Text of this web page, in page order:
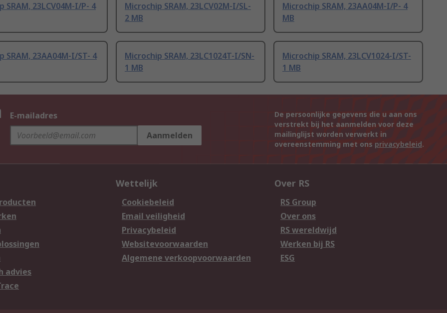
SRAM, 23LCV04M-I/P- 4
Microchip SRAM, 23LCV02M-I/SL-
2 MB
Microchip SRAM, 23AA04M-I/P- 4
MB
SRAM, 23AA04M-I/ST- 4
Microchip SRAM, 23LC1024T-I/SN-
1 MB
Microchip SRAM, 23LCV1024-I/ST-
1 MB
E-mailadres
Aanmelden
De persoonlijke gegevens die u aan ons
verstrekt bij het aanmelden voor deze
mailinglijst worden verwerkt in
overeenstemming met ons privacybeleid.
advies
Wettelijk
Cookiebeleid
Email veiligheid
Privacybeleid
Websitevoorwaarden
Algemene verkoopvoorwaarden
Over RS
RS Group
Over ons
RS wereldwijd
Werken bij RS
ESG